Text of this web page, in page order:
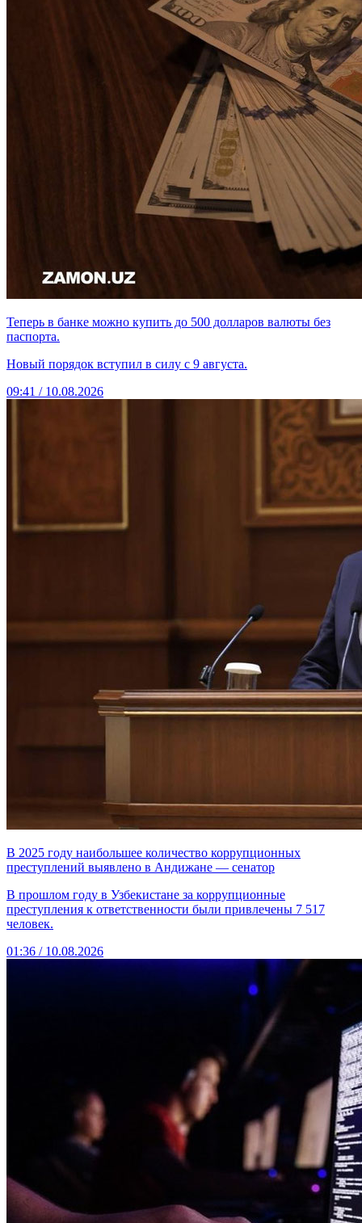
Теперь в банке можно купить до 500 долларов валюты без
паспорта.
Новый порядок вступил в силу с 9 августа.
09:41 / 10.08.2026
В 2025 году наибольшее количество коррупционных
преступлений выявлено в Андижане — сенатор
В прошлом году в Узбекистане за коррупционные
преступления к ответственности были привлечены 7 517
человек.
01:36 / 10.08.2026